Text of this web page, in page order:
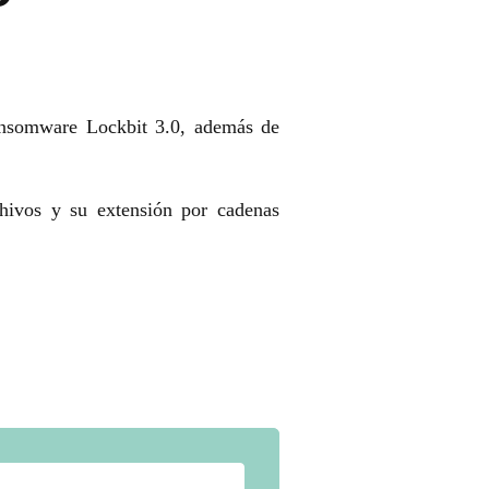
Lockbit 3.0, además de
y su extensión por cadenas